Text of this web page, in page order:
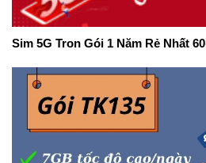
Sim 5G Tron Gói 1 Năm Rẻ Nhất